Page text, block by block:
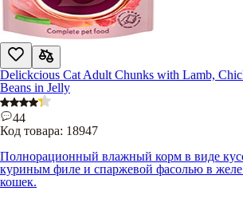
Delickcious Cat Adult Chunks with Lamb,
Beans in Jelly
44
Код товара: 18947
Полнорационный влажный корм в виде
куриным филе и спаржевой фасолью в желе
кошек.